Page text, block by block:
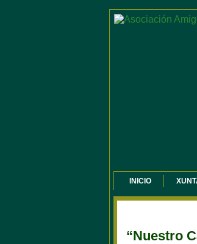
INICIO
“Nuestro